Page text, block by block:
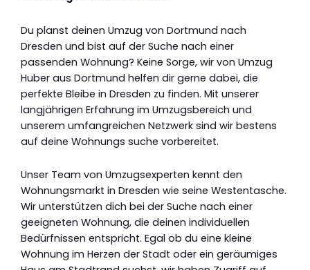
Du planst deinen Umzug von Dortmund nach
Dresden und bist auf der Suche nach einer
passenden Wohnung? Keine Sorge, wir von Umzug
Huber aus Dortmund helfen dir gerne dabei, die
perfekte Bleibe in Dresden zu finden. Mit unserer
langjährigen Erfahrung im Umzugsbereich und
unserem umfangreichen Netzwerk sind wir bestens
auf deine Wohnungs suche vorbereitet.
Unser Team von Umzugsexperten kennt den
Wohnungsmarkt in Dresden wie seine Westentasche.
Wir unterstützen dich bei der Suche nach einer
geeigneten Wohnung, die deinen individuellen
Bedürfnissen entspricht. Egal ob du eine kleine
Wohnung im Herzen der Stadt oder ein geräumiges